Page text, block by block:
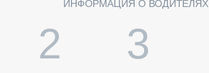
ИНФОРМАЦИЯ О ВОДИТЕЛЯХ
2 3